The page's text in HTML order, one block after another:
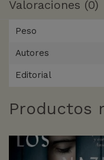
Valoraciones (0)
Peso
Autores
Editorial
Productos